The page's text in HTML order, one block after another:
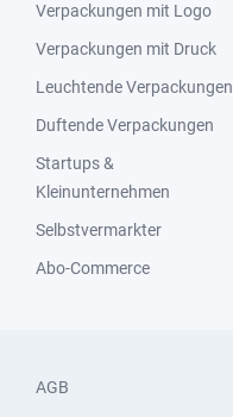
Verpackungen mit Logo
Verpackungen mit Druck
Leuchtende Verpackungen
Duftende Verpackungen
Startups &
Kleinunternehmen
Selbstvermarkter
Abo-Commerce
AGB